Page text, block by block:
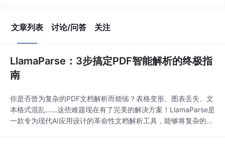
文章列表 讨论/问答 关注
LlamaParse：3步搞定PDF智能解析的终极指
南
你是否曾为复杂的PDF文档解析而烦恼？表格变形、图表丢失、文
本格式混乱……这些难题现在有了完美的解决方案！LlamaParse是
一款专为现代AI应用设计的革命性文档解析工具，能够将复杂的P